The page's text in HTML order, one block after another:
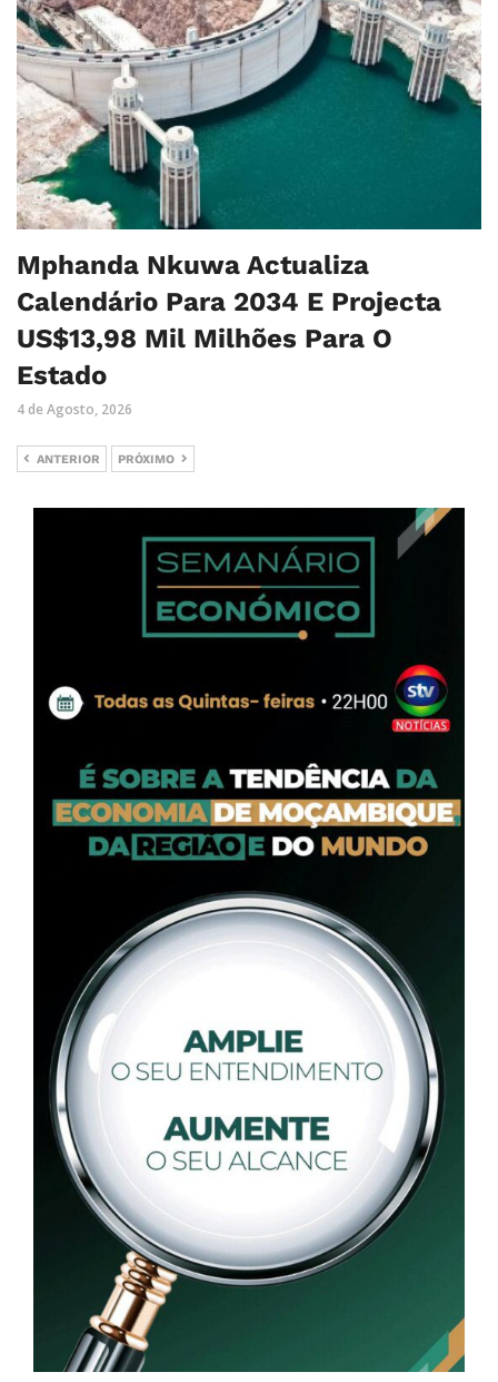
Mphanda Nkuwa Actualiza
Calendário Para 2034 E Projecta
US$13,98 Mil Milhões Para O
Estado
4 de Agosto, 2026
ANTERIOR PRÓXIMO